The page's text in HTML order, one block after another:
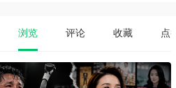
浏览 评论 收藏 点赞